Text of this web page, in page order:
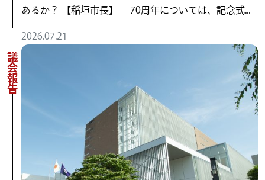
あるか？ 【稲垣市長】 70周年については、記念式...
2026.07.21
議会報告